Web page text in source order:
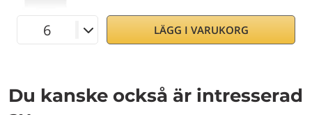
LÄGG I VARUKORG
Du kanske också är intresserad